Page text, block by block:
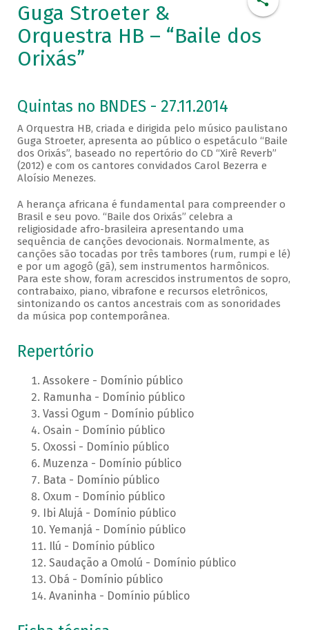
Guga Stroeter &
Orquestra HB – “Baile dos
Orixás”
Quintas no BNDES - 27.11.2014
A Orquestra HB, criada e dirigida pelo músico paulistano
Guga Stroeter, apresenta ao público o espetáculo “Baile
dos Orixás”, baseado no repertório do CD “Xirê Reverb”
(2012) e com os cantores convidados Carol Bezerra e
Aloísio Menezes.
A herança africana é fundamental para compreender o
Brasil e seu povo. “Baile dos Orixás” celebra a
religiosidade afro-brasileira apresentando uma
sequência de canções devocionais. Normalmente, as
canções são tocadas por três tambores (rum, rumpi e lé)
e por um agogô (gã), sem instrumentos harmônicos.
Para este show, foram acrescidos instrumentos de sopro,
contrabaixo, piano, vibrafone e recursos eletrônicos,
sintonizando os cantos ancestrais com as sonoridades
da música pop contemporânea.
Repertório
Assokere - Domínio público
Ramunha - Domínio público
Vassi Ogum - Domínio público
Osain - Domínio público
Oxossi - Domínio público
Muzenza - Domínio público
Bata - Domínio público
Oxum - Domínio público
Ibi Alujá - Domínio público
Yemanjá - Domínio público
Ilú - Domínio público
Saudação a Omolú - Domínio público
Obá - Domínio público
Avaninha - Domínio público